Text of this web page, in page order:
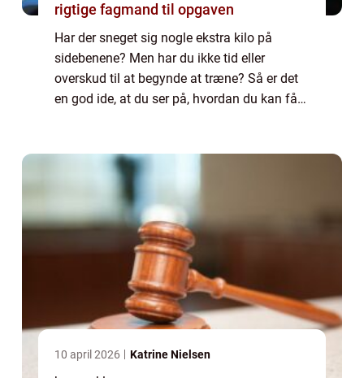
rigtige fagmand til opgaven
Har der sneget sig nogle ekstra kilo på
sidebenene? Men har du ikke tid eller
overskud til at begynde at træne? Så er det
en god ide, at du ser på, hvordan du kan få
10 april 2026 Katrine Nielsen